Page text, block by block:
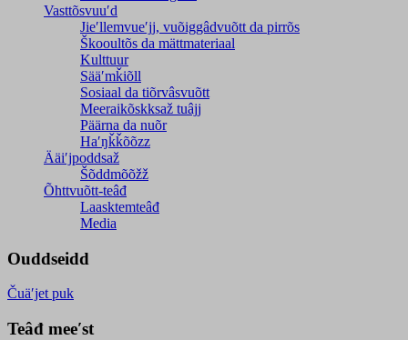
Vasttõsvuuʹd
Jieʹllemvueʹjj, vuõiggâdvuõtt da pirrõs
Škooultõs da mättmateriaal
Kulttuur
Sääʹmǩiõll
Sosiaal da tiõrvâsvuõtt
Meeraikõskksaž tuâjj
Päärna da nuõr
Haʹŋǩǩõõzz
Ääiʹjpoddsaž
Šõddmõõžž
Õhttvuõtt-teâđ
Laasktemteâđ
Media
Ouddseidd
Čuäʹjet puk
Teâđ meeʹst